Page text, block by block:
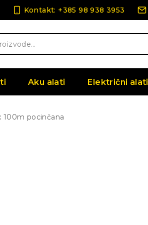
Kontakt: +385 98 938 3953
Aku alati Električni alati
100m pocinčana